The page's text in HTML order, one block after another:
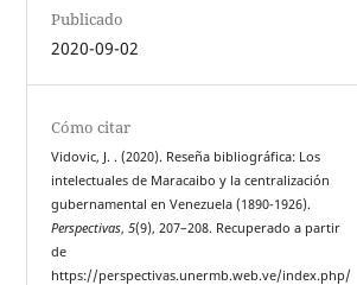
Publicado
2020-09-02
Cómo citar
Vidovic, J. . (2020). Reseña bibliográfica: Los
intelectuales de Maracaibo y la centralización
gubernamental en Venezuela (1890-1926).
Perspectivas,5(9), 207–208. Recuperado a partir
de
https://perspectivas.unermb.web.ve/index.php/